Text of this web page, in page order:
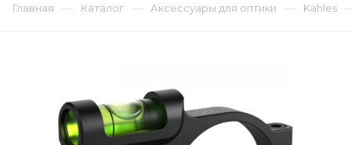
Главная — Каталог — Аксессуары для оптики — Kahles